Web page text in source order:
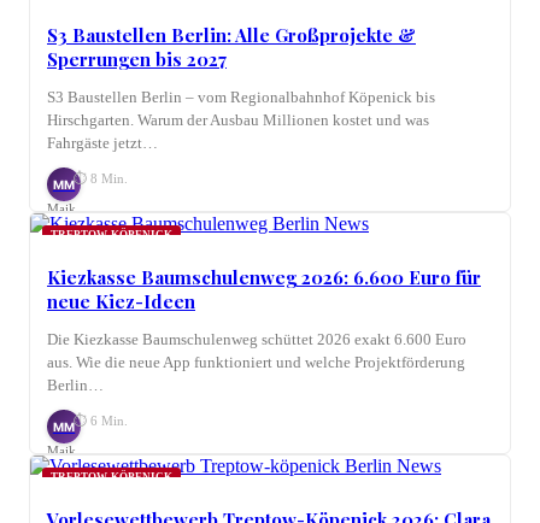
S3 Baustellen Berlin: Alle Großprojekte &
Sperrungen bis 2027
S3 Baustellen Berlin – vom Regionalbahnhof Köpenick bis
Hirschgarten. Warum der Ausbau Millionen kostet und was
Fahrgäste jetzt…
MM
Maik
Möhring
⏱ 8 Min.
TREPTOW-KÖPENICK
Kiezkasse Baumschulenweg 2026: 6.600 Euro für
neue Kiez-Ideen
Die Kiezkasse Baumschulenweg schüttet 2026 exakt 6.600 Euro
aus. Wie die neue App funktioniert und welche Projektförderung
Berlin…
MM
Maik
Möhring
⏱ 6 Min.
TREPTOW-KÖPENICK